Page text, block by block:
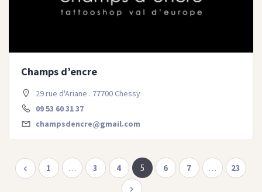
Champs d’encre
29 rue d'Ariane . 77700 Chessy
09 53 60 31 37
champsdencre@gmail.com
1 … 3 4 5 6 7 … 23